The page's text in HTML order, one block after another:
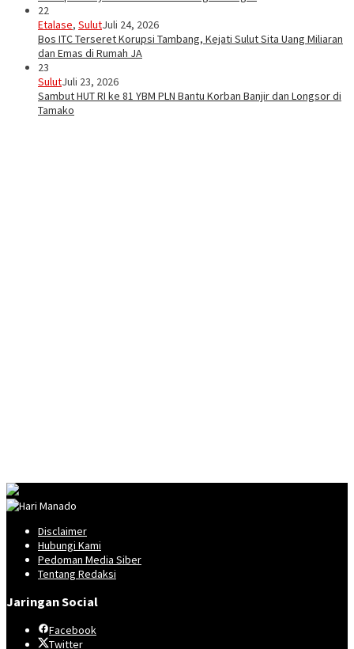
22
Etalase, SulutJuli 24, 2026
Bos ITC Terseret Korupsi Tambang, Kejati Sulut Sita Uang Miliaran
dan Emas di Rumah JA
23
SulutJuli 23, 2026
Sambut HUT RI ke 81 YBM PLN Bantu Korban Banjir dan Longsor di
Tamako
Disclaimer
Hubungi Kami
Pedoman Media Siber
Tentang Redaksi
Jaringan Social
Facebook
Twitter